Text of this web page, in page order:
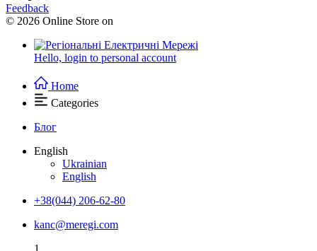
Feedback
© 2026 Online Store on
Hello, login to personal account
Home
Categories
Блог
English
Ukrainian
English
+38(044) 206-62-80
kanc@meregi.com
1